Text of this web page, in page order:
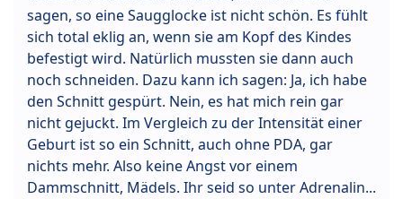
sagen, so eine Saugglocke ist nicht schön. Es fühlt
sich total eklig an, wenn sie am Kopf des Kindes
befestigt wird. Natürlich mussten sie dann auch
noch schneiden. Dazu kann ich sagen: Ja, ich habe
den Schnitt gespürt. Nein, es hat mich rein gar
nicht gejuckt. Im Vergleich zu der Intensität einer
Geburt ist so ein Schnitt, auch ohne PDA, gar
nichts mehr. Also keine Angst vor einem
Dammschnitt, Mädels. Ihr seid so unter Adrenalin...